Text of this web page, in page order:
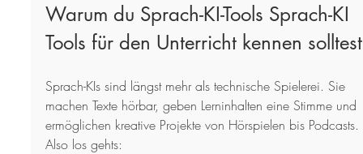
Warum du Sprach-KI-Tools Sprach-KI
Tools für den Unterricht kennen solltest
Sprach-KIs sind längst mehr als technische Spielerei. Sie
machen Texte hörbar, geben Lerninhalten eine Stimme und
ermöglichen kreative Projekte von Hörspielen bis Podcasts.
Also los gehts: